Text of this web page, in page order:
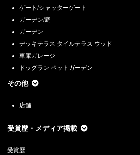
ゲート/シャッターゲート
ガーデン/庭
ガーデン
デッキテラス タイルテラス ウッド
車庫ガレージ
ドッグラン ペットガーデン
その他
店舗
受賞歴・メディア掲載
受賞歴